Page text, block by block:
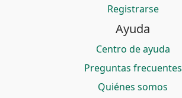
Registrarse
Ayuda
Centro de ayuda
Preguntas frecuentes
Quiénes somos